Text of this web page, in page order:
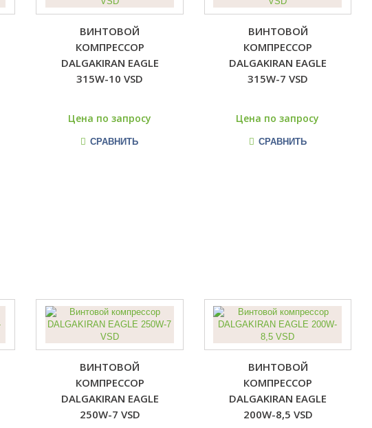
ВИНТОВОЙ
КОМПРЕССОР
DALGAKIRAN EAGLE
315W-10 VSD
Цена по запросу
СРАВНИТЬ
ВИНТОВОЙ
КОМПРЕССОР
DALGAKIRAN EAGLE
315W-7 VSD
Цена по запросу
СРАВНИТЬ
ВИНТОВОЙ
КОМПРЕССОР
DALGAKIRAN EAGLE
250W-7 VSD
ВИНТОВОЙ
КОМПРЕССОР
DALGAKIRAN EAGLE
200W-8,5 VSD